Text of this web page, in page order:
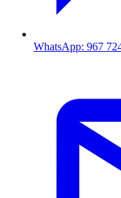
WhatsApp: 967